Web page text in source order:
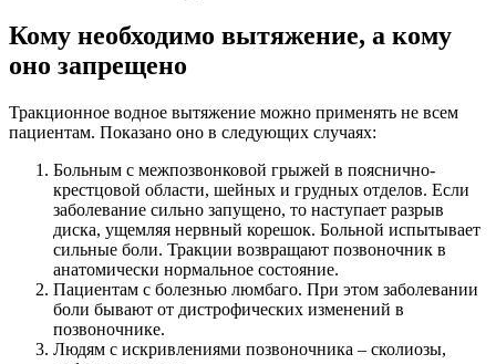
Кому необходимо вытяжение, а кому
оно запрещено
Тракционное водное вытяжение можно применять не всем
пациентам. Показано оно в следующих случаях:
Больным с межпозвонковой грыжей в пояснично-
крестцовой области, шейных и грудных отделов. Если
заболевание сильно запущено, то наступает разрыв
диска, ущемляя нервный корешок. Больной испытывает
сильные боли. Тракции возвращают позвоночник в
анатомически нормальное состояние.
Пациентам с болезнью люмбаго. При этом заболевании
боли бывают от дистрофических изменений в
позвоночнике.
Людям с искривлениями позвоночника – сколиозы,